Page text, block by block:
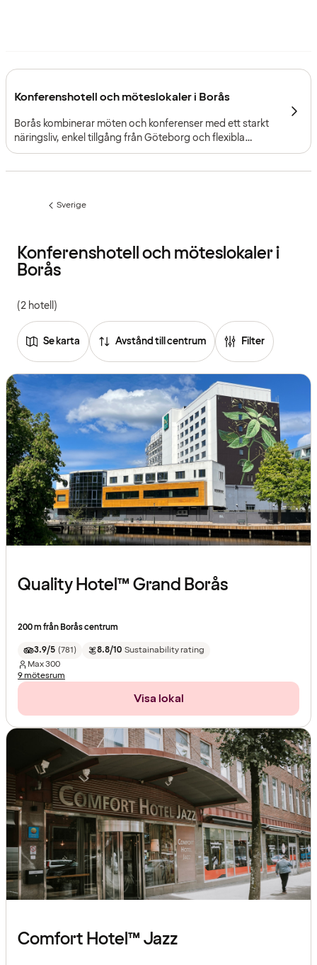
Konferenshotell och möteslokaler i Borås
Borås kombinerar möten och konferenser med ett starkt
näringsliv, enkel tillgång från Göteborg och flexibla
konferensfaciliteter i Västsverige.
Föregående
Sverige
Konferenshotell och möteslokaler i
Borås
(2 hotell)
Se karta Avstånd till centrum Filter
Quality Hotel™ Grand Borås
200 m från Borås centrum
3.9/5 (781) 8.8/10 Sustainability rating
Max300
9 mötesrum
Visa lokal
Comfort Hotel™ Jazz